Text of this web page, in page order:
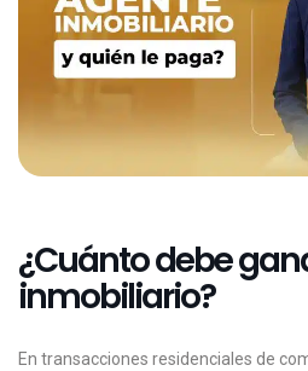
¿Cuánto debe
inmobiliario?
En transacciones residenciales de